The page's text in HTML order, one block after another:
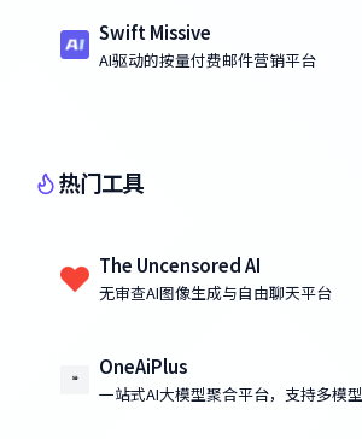
Swift Missive
AI驱动的按量付费邮件营销平台
热门工具
The Uncensored AI
无审查AI图像生成与自由聊天平台
OneAiPlus
一站式AI大模型聚合平台，支持多模